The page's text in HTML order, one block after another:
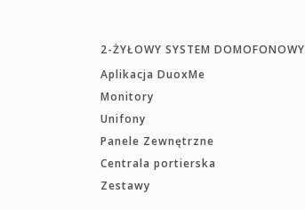
2-ŻYŁOWY SYSTEM DOMOFONOWY
Aplikacja DuoxMe
Monitory
Unifony
Panele Zewnętrzne
Centrala portierska
Zestawy